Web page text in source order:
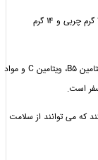
بادام بسیار مغذی است، 100 گرم بادام حاوی 25 گرم پروتئین، 27 گرم چربی و 14 گرم
علاوه بر این، بادام حاوی ویتامین B1، ویتامین B2، ویتامین E، ویتامین B5، ویتامین C و مواد
از سلامت